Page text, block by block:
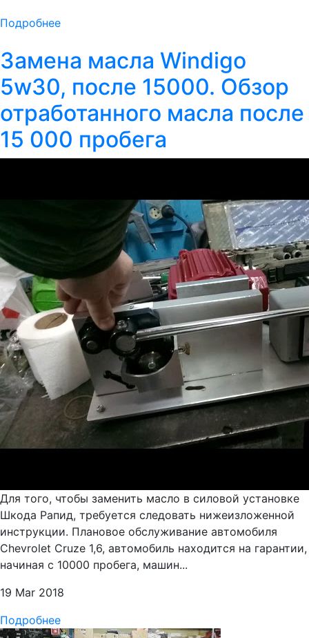
Подробнее
Замена масла Windigo
5w30, после 15000. Обзор
отработанного масла после
15 000 пробега
Для того, чтобы заменить масло в силовой установке
Шкода Рапид, требуется следовать нижеизложенной
инструкции. Плановое обслуживание автомобиля
Chevrolet Cruze 1,6, автомобиль находится на гарантии,
начиная с 10000 пробега, машин...
19 Mar 2018
Подробнее